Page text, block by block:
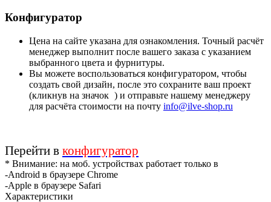
Конфигуратор
Цена на сайте указана для ознакомления. Точный расчёт
менеджер выполнит после вашего заказа с указанием
выбранного цвета и фурнитуры.
Вы можете воспользоваться конфигуратором, чтобы
создать свой дизайн, после это сохраните ваш проект
(кликнув на значок ) и отправьте нашему менеджеру
для расчёта стоимости на почту info@ilve-shop.ru
Перейти в конфигуратор
* Внимание: на моб. устройствах работает только в
-Android в браузере Chrome
-Apple в браузере Safari
Характеристики